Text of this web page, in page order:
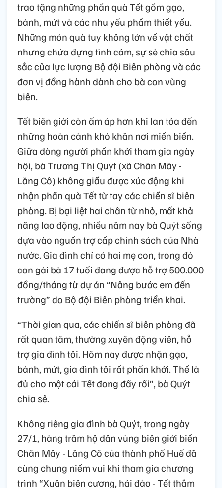
trao tặng những phần quà Tết gồm gạo,
bánh, mứt và các nhu yếu phẩm thiết yếu.
Những món quà tuy không lớn về vật chất
nhưng chứa đựng tình cảm, sự sẻ chia sâu
sắc của lực lượng Bộ đội Biên phòng và các
đơn vị đồng hành dành cho bà con vùng
biên.
Tết biên giới còn ấm áp hơn khi lan tỏa đến
những hoàn cảnh khó khăn nơi miền biển.
Giữa dòng người phấn khởi tham gia ngày
hội, bà Trương Thị Quýt (xã Chân Mây -
Lăng Cô) không giấu được xúc động khi
nhận phần quà Tết từ tay các chiến sĩ biên
phòng. Bị bại liệt hai chân từ nhỏ, mất khả
năng lao động, nhiều năm nay bà Quýt sống
dựa vào nguồn trợ cấp chính sách của Nhà
nước. Gia đình chỉ có hai mẹ con, trong đó
con gái bà 17 tuổi đang được hỗ trợ 500.000
đồng/tháng từ dự án “Nâng bước em đến
trường” do Bộ đội Biên phòng triển khai.
“Thời gian qua, các chiến sĩ biên phòng đã
rất quan tâm, thường xuyên động viên, hỗ
trợ gia đình tôi. Hôm nay được nhận gạo,
bánh, mứt, gia đình tôi rất phấn khởi. Thế là
đủ cho một cái Tết đong đầy rồi”, bà Quýt
chia sẻ.
Không riêng gia đình bà Quýt, trong ngày
27/1, hàng trăm hộ dân vùng biên giới biển
Chân Mây - Lăng Cô của thành phố Huế đã
cùng chung niềm vui khi tham gia chương
trình “Xuân biên cương, hải đảo - Tết thắm